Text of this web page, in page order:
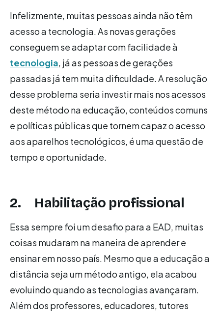
Infelizmente, muitas pessoas ainda não têm
acesso a tecnologia. As novas gerações
conseguem se adaptar com facilidade à
tecnologia, já as pessoas de gerações
passadas já tem muita dificuldade. A resolução
desse problema seria investir mais nos acessos
deste método na educação, conteúdos comuns
e políticas públicas que tornem capaz o acesso
aos aparelhos tecnológicos, é uma questão de
tempo e oportunidade.
2. Habilitação profissional
Essa sempre foi um desafio para a EAD, muitas
coisas mudaram na maneira de aprender e
ensinar em nosso país. Mesmo que a educação a
distância seja um método antigo, ela acabou
evoluindo quando as tecnologias avançaram.
Além dos professores, educadores, tutores